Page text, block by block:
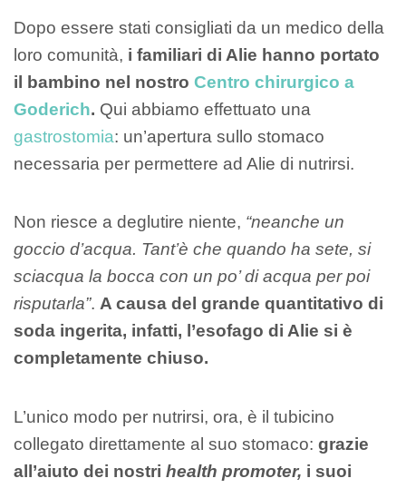
Dopo essere stati consigliati da un medico della
loro comunità, i familiari di Alie hanno portato
il bambino nel nostro Centro chirurgico a
Goderich. Qui abbiamo effettuato una
gastrostomia: un’apertura sullo stomaco
necessaria per permettere ad Alie di nutrirsi.
Non riesce a deglutire niente, “neanche un
goccio d’acqua. Tant’è che quando ha sete, si
sciacqua la bocca con un po’ di acqua per poi
risputarla”. A causa del grande quantitativo di
soda ingerita, infatti, l’esofago di Alie si è
completamente chiuso.
L’unico modo per nutrirsi, ora, è il tubicino
collegato direttamente al suo stomaco: grazie
all’aiuto dei nostri health promoter, i suoi